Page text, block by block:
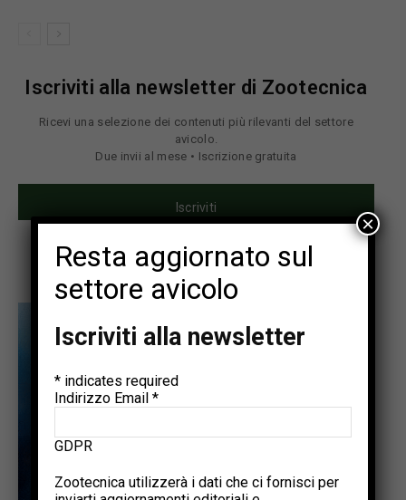
Iscriviti alla newsletter di Zootecnica
Ricevi una selezione dei contenuti più rilevanti del settore
avicolo.
Due invii al mese • Iscrizione gratuita
Iscriviti
Resta aggiornato sul
settore avicolo
Iscriviti alla newsletter
* indicates required
Indirizzo Email *
GDPR
Zootecnica utilizzerà i dati che ci fornisci per
×